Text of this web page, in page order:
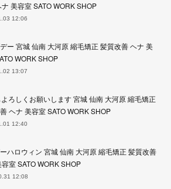
美容室 SATO WORK SHOP
12:06
ー 宮城 仙南 大河原 縮毛矯正 髪質改善 ヘナ 美
WORK SHOP
13:07
ろしくお願いします 宮城 仙南 大河原 縮毛矯正
ヘナ 美容室 SATO WORK SHOP
12:40
ハロウィン 宮城 仙南 大河原 縮毛矯正 髪質改善
室 SATO WORK SHOP
12:08